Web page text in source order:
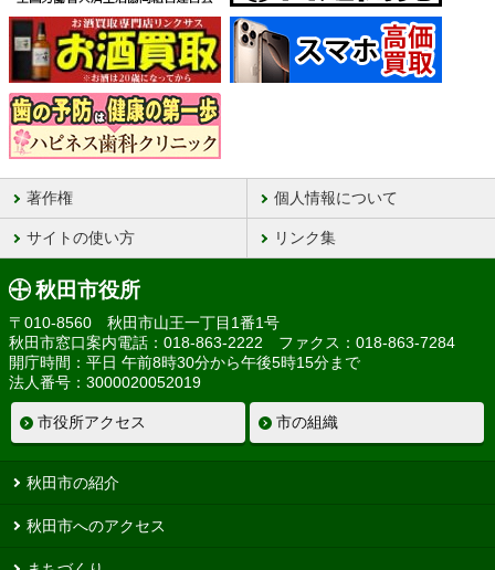
著作権 個人情報について
サイトの使い方 リンク集
秋田市役所
〒010-8560 秋田市山王一丁目1番1号
秋田市窓口案内電話：018-863-2222 ファクス：018-863-7284
開庁時間：平日 午前8時30分から午後5時15分まで
法人番号：3000020052019
市役所アクセス 市の組織
秋田市の紹介
秋田市へのアクセス